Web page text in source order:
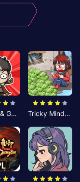
Heroes & Gear? Yoink! Tricky Minds: Brainy Puzzle